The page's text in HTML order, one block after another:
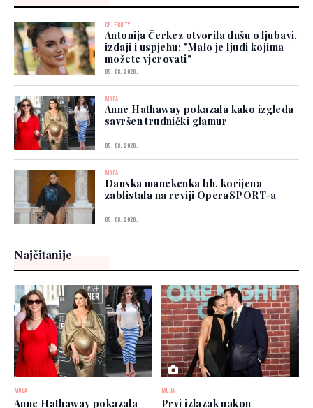
CELEBRITY
Antonija Čerkez otvorila dušu o ljubavi,
izdaji i uspjehu: "Malo je ljudi kojima
možete vjerovati"
05. 08. 2026.
MODA
Anne Hathaway pokazala kako izgleda
savršen trudnički glamur
05. 08. 2026.
MODA
Danska manekenka bh. korijena
zablistala na reviji OperaSPORT-a
05. 08. 2026.
Najčitanije
MODA
Anne Hathaway pokazala
MODA
Prvi izlazak nakon